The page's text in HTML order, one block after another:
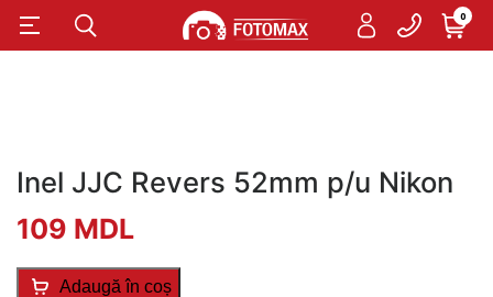
0
Inel JJC Revers 52mm p/u Nikon
109 MDL
Adaugă în coș